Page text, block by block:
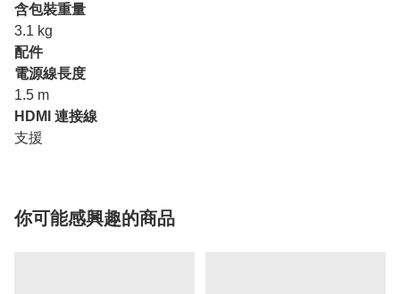
含包裝重量
3.1 kg
配件
電源線長度
1.5 m
HDMI 連接線
支援
你可能感興趣的商品